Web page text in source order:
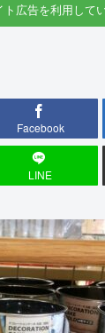
広告を利用してい
Facebook
LINE